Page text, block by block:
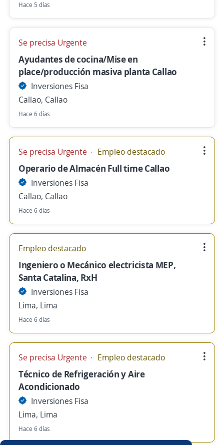
Hace 5 días
Se precisa Urgente
Ayudantes de cocina/Mise en
place/producción masiva planta Callao
Inversiones Fisa
Callao, Callao
Hace 6 días
Se precisa Urgente Empleo destacado
Operario de Almacén Full time Callao
Inversiones Fisa
Callao, Callao
Hace 6 días
Empleo destacado
Ingeniero o Mecánico electricista MEP,
Santa Catalina, RxH
Inversiones Fisa
Lima, Lima
Hace 6 días
Se precisa Urgente Empleo destacado
Técnico de Refrigeración y Aire
Acondicionado
Inversiones Fisa
Lima, Lima
Hace 6 días